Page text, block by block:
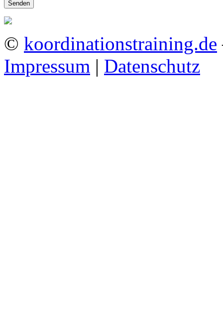
© koordinationstraining.de
Impressum | Datenschutz